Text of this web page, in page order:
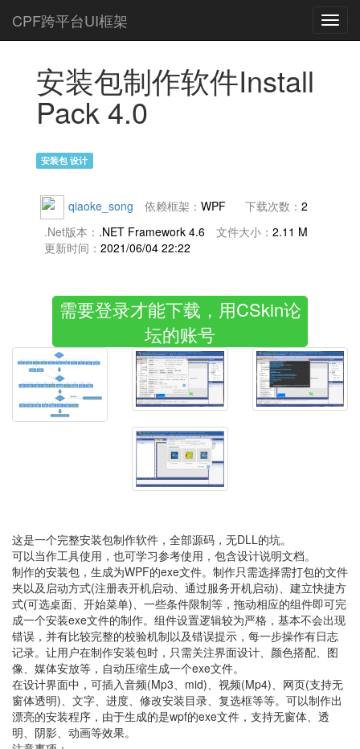
CPF跨平台UI框架
安装包制作软件Install
Pack 4.0
安装包 设计
qiaoke_song 依赖框架： WPF 下载次数： 2
.Net版本： .NET Framework 4.6 文件大小： 2.11 M
更新时间： 2021/06/04 22:22
需要登录才能下载，用CSkin论
坛的账号
这是一个完整安装包制作软件，全部源码，无DLL的坑。
可以当作工具使用，也可学习参考使用，包含设计说明文档。
制作的安装包，生成为WPF的exe文件。制作只需选择需打包的文件
夹以及启动方式(注册表开机启动、通过服务开机启动)、建立快捷方
式(可选桌面、开始菜单)、一些条件限制等，拖动相应的组件即可完
成一个安装exe文件的制作。组件设置逻辑较为严格，基本不会出现
错误，并有比较完整的校验机制以及错误提示，每一步操作有日志
记录。让用户在制作安装包时，只需关注界面设计、颜色搭配、图
像、媒体安放等，自动压缩生成一个exe文件。
在设计界面中，可插入音频(Mp3、mid)、视频(Mp4)、网页(支持无
窗体透明)、文字、进度、修改安装目录、复选框等等。可以制作出
漂亮的安装程序，由于生成的是wpf的exe文件，支持无窗体、透
明、阴影、动画等效果。